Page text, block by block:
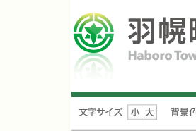
ナ
ビ